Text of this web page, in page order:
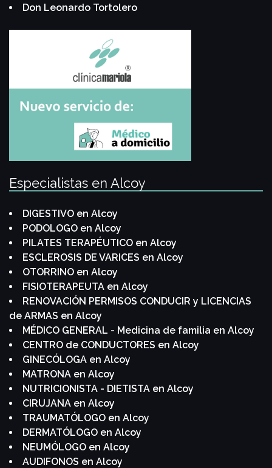
Don Leonardo Tortolero
Especialistas en Alcoy
DIGESTIVO en Alcoy
PODOLOGO en Alcoy
PILATES TERAPÉUTICO en Alcoy
ESCLEROSIS DE VARICES en Alcoy
OTORRINO en Alcoy
FISIOTERAPEUTA en Alcoy
RENOVACIÓN PERMISOS CONDUCIR y LICENCIAS
de ARMAS en Alcoy
MÉDICO GENERAL - Medicina de familia en Alcoy
CENTRO de CONDUCTORES en Alcoy
GINECÓLOGA en Alcoy
MATRONA en Alcoy
NUTRICIONISTA - DIETISTA en Alcoy
CIRUJANA en Alcoy
TRAUMATÓLOGO en Alcoy
DERMATÓLOGO en Alcoy
NEUMÓLOGO en Alcoy
AUDIFONOS en Alcoy